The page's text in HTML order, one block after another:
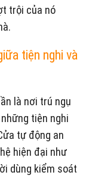
trội của nó
tiện nghi và
là nơi trú ngụ
tiện nghi
tự động an
hiện đại như
dùng kiểm soát